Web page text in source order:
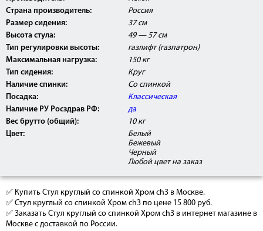
Страна производитель:
Россия
Размер сидения:
37 см
Высота стула:
49 — 57 см
Тип регулировки высоты:
газлифт (газпатрон)
Максимальная нагрузка:
150 кг
Тип сидения:
Круг
Наличие спинки:
Со спинкой
Посадка:
Классическая
Наличие РУ Росздрав РФ:
да
Вес брутто (общий):
10 кг
Цвет:
Белый
Бежевый
Черный
Любой цвет на заказ
Регистрационным Удостоверением Росздравнадзора
РФ.
✅ Купить Стул круглый со спинкой Хром ch3 в Москве.
✅ Стул круглый со спинкой Хром ch3 по цене 15 800 руб.
✅ Заказать Стул круглый со спинкой Хром ch3 в интернет магазине в
Москве с доставкой по России.